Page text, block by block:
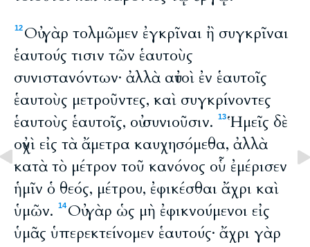
12 Οὐ γὰρ τολμῶμεν ἐγκρῖναι ἢ συγκρῖναι
ἑαυτούς τισιν τῶν ἑαυτοὺς
συνιστανόντων· ἀλλὰ αὐτοὶ ἐν ἑαυτοῖς
ἑαυτοὺς μετροῦντες, καὶ συγκρίνοντες
ἑαυτοὺς ἑαυτοῖς, οὐ συνιοῦσιν.
13Ἡμεῖς δὲ
οὐχὶ εἰς τὰ ἄμετρα καυχησόμεθα, ἀλλὰ
κατὰ τὸ μέτρον τοῦ κανόνος οὗ ἐμέρισεν
ἡμῖν ὁ θεός, μέτρου, ἐφικέσθαι ἄχρι καὶ
ὑμῶν.
14 Οὐ γὰρ ὡς μὴ ἐφικνούμενοι εἰς
ὑμᾶς ὑπερεκτείνομεν ἑαυτούς· ἄχρι γὰρ